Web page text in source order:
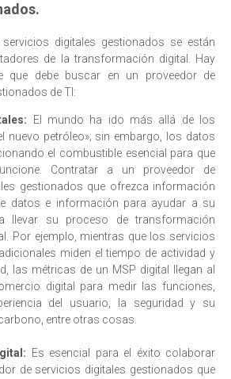
servicios digitales gestionados se están
de la transformación digital. Hay
que debe buscar en un proveedor de
de TI:
El mundo ha ido más allá de los
nuevo petróleo»; sin embargo, los datos
el combustible esencial para que
Contratar a un proveedor de
gestionados que ofrezca información
datos e información para ayudar a su
llevar su proceso de transformación
Por ejemplo, mientras que los servicios
miden el tiempo de actividad y
las métricas de un MSP digital llegan al
digital para medir las funciones,
del usuario, la seguridad y su
entre otras cosas.
Es esencial para el éxito colaborar
de servicios digitales gestionados que